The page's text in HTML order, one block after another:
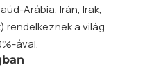
Arábia, Irán, Irak,
rendelkeznek a világ
ával.